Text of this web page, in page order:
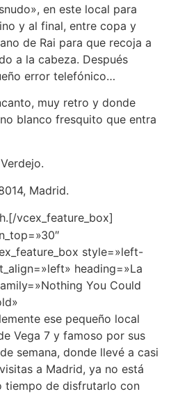
en este local para
y al final, entre copa y
de Rai para que recoja a
a la cabeza. Después
error telefónico…
muy retro y donde
blanco fresquito que entra
Madrid.
vcex_feature_box]
style=»left-
heading=»La
You Could
ese pequeño local
Vega 7 y famoso por sus
semana, donde llevé a casi
a Madrid, ya no está
tiempo de disfrutarlo con